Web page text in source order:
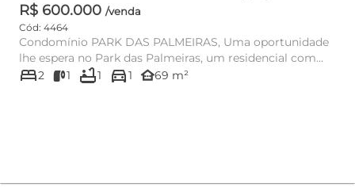
R$ 600.000 /venda
Cód: 4464
Condomínio PARK DAS PALMEIRAS, Uma oportunidade
lhe espera no Park das Palmeiras, um residencial com
fácil acesso ...
bed2 1 bathtub1 directions_car1 other_houses69 m²